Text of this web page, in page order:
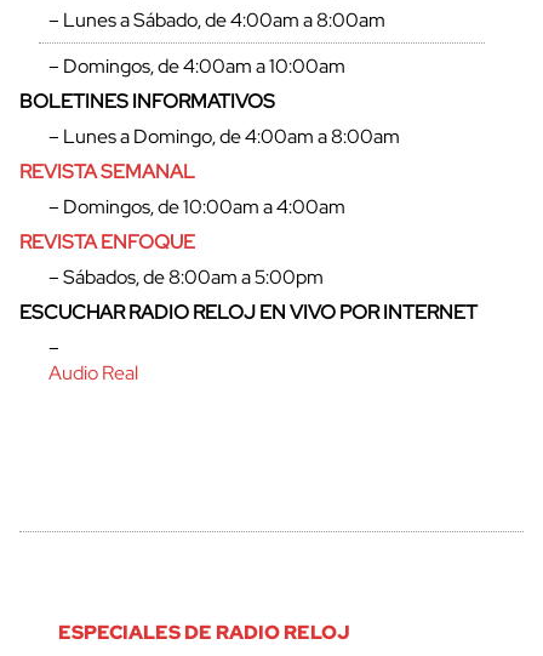
– Lunes a Sábado, de 4:00am a 8:00am
– Domingos, de 4:00am a 10:00am
BOLETINES INFORMATIVOS
– Lunes a Domingo, de 4:00am a 8:00am
REVISTA SEMANAL
– Domingos, de 10:00am a 4:00am
REVISTA ENFOQUE
– Sábados, de 8:00am a 5:00pm
ESCUCHAR RADIO RELOJ EN VIVO POR INTERNET
–
Audio Real
ESPECIALES DE RADIO RELOJ